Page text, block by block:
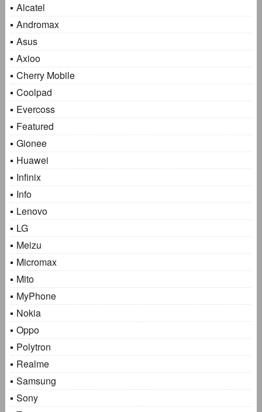
Alcatel
Andromax
Asus
Axioo
Cherry Mobile
Coolpad
Evercoss
Featured
Gionee
Huawei
Infinix
Info
Lenovo
LG
Meizu
Micromax
Mito
MyPhone
Nokia
Oppo
Polytron
Realme
Samsung
Sony